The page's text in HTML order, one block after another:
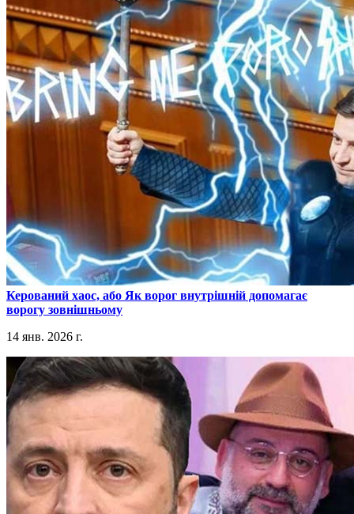
​Керований хаос, або Як ворог внутрішній допомагає
ворогу зовнішньому
14 янв. 2026 г.